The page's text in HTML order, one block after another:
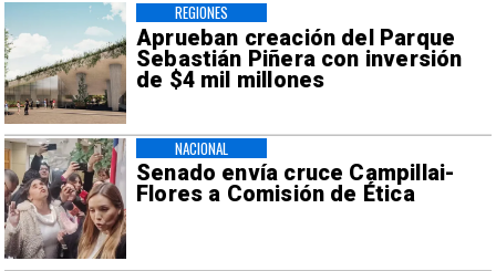
Aprueban creación del Parque
Sebastián Piñera con inversión
de $4 mil millones
REGIONES
Senado envía cruce Campillai-
Flores a Comisión de Ética
NACIONAL